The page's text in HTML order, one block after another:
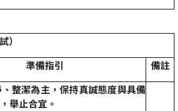
）
準備指引 備註
、 整潔為主 ， 保持真誠態度與具備
， 舉止合宜。